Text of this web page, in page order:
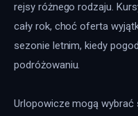
rejsy różnego rodzaju.
cały rok, choć oferta
sezonie letnim, kiedy
podróżowaniu.
Urlopowicze mogą wybrać